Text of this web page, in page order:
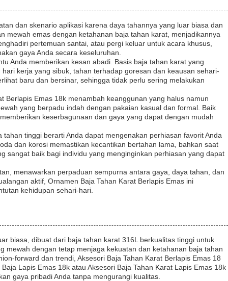
dan skenario aplikasi karena daya tahannya yang luar biasa dan
mewah emas dengan ketahanan baja tahan karat, menjadikannya
pertemuan santai, atau pergi keluar untuk acara khusus,
gaya Anda secara keseluruhan.
Anda memberikan kesan abadi. Basis baja tahan karat yang
kerja yang sibuk, tahan terhadap goresan dan keausan sehari-
baru dan bersinar, sehingga tidak perlu sering melakukan
Berlapis Emas 18k menambah keanggunan yang halus namun
yang berpadu indah dengan pakaian kasual dan formal. Baik
keserbagunaan dan gaya yang dapat dengan mudah
tinggi berarti Anda dapat mengenakan perhiasan favorit Anda
dan korosi memastikan kecantikan bertahan lama, bahkan saat
sangat baik bagi individu yang menginginkan perhiasan yang dapat
menawarkan perpaduan sempurna antara gaya, daya tahan, dan
aktif, Ornamen Baja Tahan Karat Berlapis Emas ini
kehidupan sehari-hari.
biasa, dibuat dari baja tahan karat 316L berkualitas tinggi untuk
mewah dengan tetap menjaga kekuatan dan ketahanan baja tahan
forward dan trendi, Aksesori Baja Tahan Karat Berlapis Emas 18
Lapis Emas 18k atau Aksesori Baja Tahan Karat Lapis Emas 18k
gaya pribadi Anda tanpa mengurangi kualitas.